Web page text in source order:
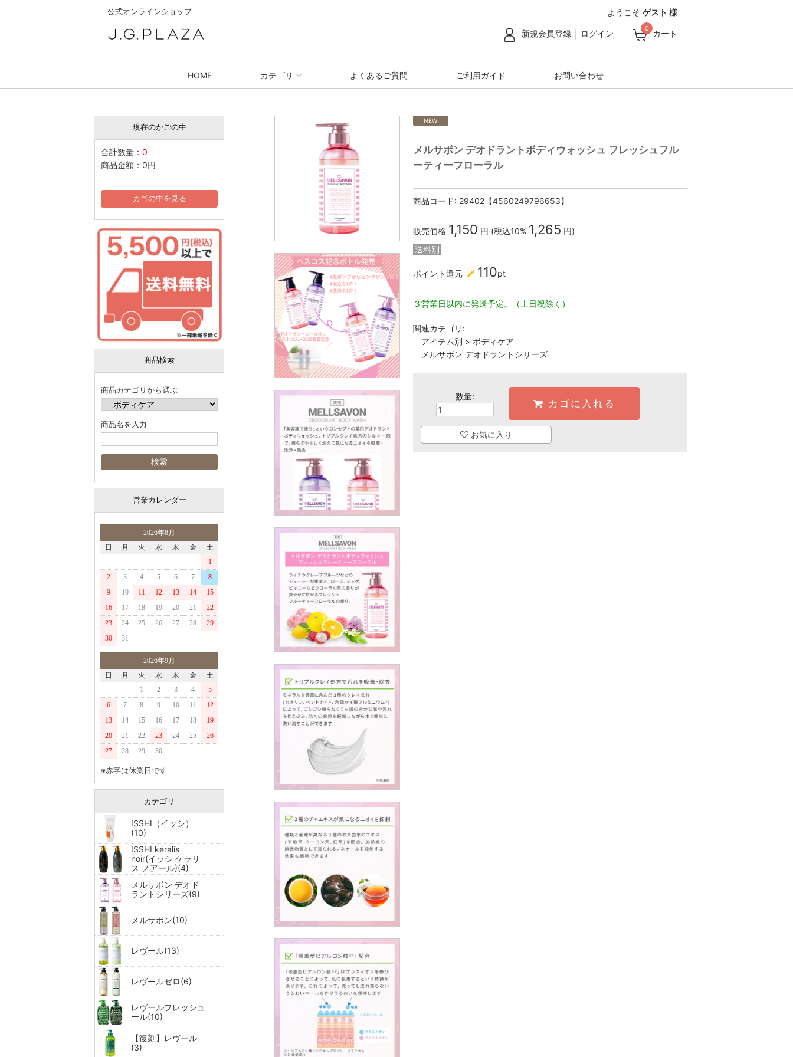
公式オンラインショップ ようこそ ゲスト 様
新規会員登録 ログイン カート
0
HOME カテゴリ よくあるご質問 ご利用ガイド お問い合わせ
現在のかごの中
合計数量： 0
商品金額： 0円
カゴの中を見る
商品検索
商品カテゴリから選ぶ
商品名を入力
営業カレンダー
2026年8月
日
月 火 水 木 金
土
1
2
3 4 5 6 7
8
9
10 11 12 13 14
15
16
17 18 19 20 21
22
23
24 25 26 27 28
29
30
31
2026年9月
日
月 火 水 木 金
土
1
2 3 4
5
6
7 8 9 10 11
12
13
14 15 16 17 18
19
20
21 22 23 24 25
26
27
28 29 30
※赤字は休業日です
カテゴリ
ISSHI（イッシ）
(10)
ISSHI kéralis
noir(イッシ ケラリ
ス ノアール)(4)
メルサボン デオド
ラントシリーズ(9)
メルサボン(10)
レヴール(13)
レヴールゼロ(6)
レヴールフレッシュ
ール(10)
【復刻】レヴール
(3)
NEW
メルサボン デオドラントボディウォッシュ フレッシュフル
ーティーフローラル
商品コード: 29402【4560249796653】
販売価格 1,150 円 (税込10% 1,265 円)
送料別
ポイント還元 110pt
３営業日以内に発送予定。（土日祝除く）
関連カテゴリ:
アイテム別 > ボディケア
メルサボン デオドラントシリーズ
数量:
カゴに入れる
お気に入り